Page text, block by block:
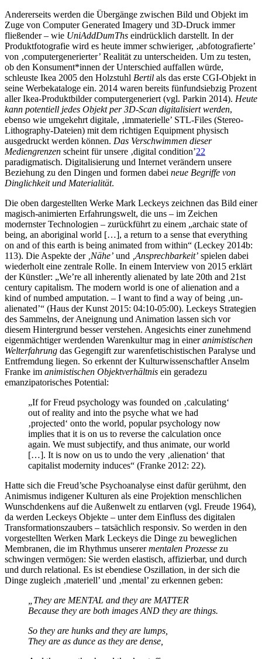
Andererseits werden die Übergänge zwischen Bild und Objekt im
Zuge von Computer Generated Imagery und 3D-Druck immer
fließender – wie UniAddDumThs eindrücklich darstellt. In der
Produktfotografie wird es heute immer schwieriger, ‚abfotografierte’
von ‚computergenerierter’ Realität zu unterscheiden. Um zu testen,
ob den Konsument*innen der Unterschied auffallen würde,
schleuste Ikea 2005 den Holzstuhl Bertil als das erste CGI-Objekt in
seine Werbekataloge ein. 2014 waren bereits fünfundsiebzig Prozent
aller Ikea-Produktbilder computergeneriert (vgl. Parkin 2014). Heute
kann potentiell jedes Objekt per 3D-Scan digitalisiert werden,
ebenso wie umgekehrt digitale, ‚immaterielle’ STL-Files (Stereo-
Lithography-Dateien) mit dem richtigen Equipment physisch
ausgedruckt werden können. Das Verschwimmen dieser
Mediengrenzen scheint für unsere ‚digital condition’22
paradigmatisch. Digitalisierung und Internet verändern unsere
Beziehung zu den Dingen und formen dabei neue Begriffe von
Dinglichkeit und Materialität.
Die oben dargestellten Werke Mark Leckeys zeichnen das Bild einer
magisch-animierten Erfahrungswelt, die uns – im Zeichen
modernster Technologien – zurückführt zu einem „archaic state of
being, an aboriginal world […], a return to a sense that everything
on and of this earth is being animated from within“ (Leckey 2014b:
113). Die Aspekte der ‚Nähe’ und ‚Ansprechbarkeit’ spielen dabei
wiederholt eine zentrale Rolle. In einem Interview von 2015 erklärt
der Künstler: „We’re all inherently alienated by late 20th and 21st
century capitalism. The modern world is one of alienation and a
kind of numbed amputation. – I want to find a way of being ‚un-
alienated’“ (Haus der Kunst 2015: 04:10-05:00). Leckeys Strategien
des Sammelns, der Aneignung und Animation lassen sich vor
diesem Hintergrund besser verstehen. Angesichts einer zunehmend
eigenmächtiger werdenden Warenkultur mag in eineranimistischen
Welterfahrung das Gegengift zur warenfetischistischen Paralyse und
Entfremdung liegen. So erkennt der Kulturwissenschaftler Anselm
Franke im animistischen Objektverhältnis ein geradezu
emanzipatorisches Potential:
„If for Freud psychology was founded on ‚calculating‘
out of reality and into the psyche what we had
‚projected‘ onto the world, popular psychology now
implies that it is on us to reverse the calculation once
again. We must subjectify, and thus animate, our world
[…]. It is now on us to undo the very ‚alienation‘ that
capitalist modernity induces“ (Franke 2012: 22).
Hatte sich die Freud’sche Psychoanalyse einst dafür gerühmt, den
Animismus indigener Kulturen als eine Projektion menschlichen
Wunschdenkens auf die Außenwelt zu entlarven (vgl. Freude 1964),
da werden Leckeys Objekte – unter dem Einfluss des digitalen
Transformationszaubers – tatsächlich responsiv. So werden in den
vorgestellten Werken Mark Leckeys die Dinge zu beweglichen
Membranen, die im Rhythmus unserermentalen Prozesse zu
schwingen vermögen: Sie werden elastisch, affizierbar, und durch
und durch relational. Es ist ebendiese Oszillation, in der sich die
Dinge zugleich ‚materiell’ und ‚mental’ zu erkennen geben:
„They are MENTAL and they are MATTER
Because they are both images AND they are things.
So they are hunks and they are lumps,
They are as dunce as they are dense,